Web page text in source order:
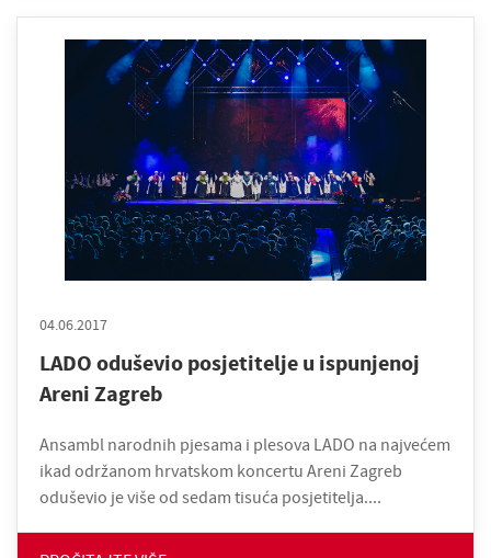
04.06.2017
LADO oduševio posjetitelje u ispunjenoj
Areni Zagreb
Ansambl narodnih pjesama i plesova LADO na najvećem
ikad održanom hrvatskom koncertu Areni Zagreb
oduševio je više od sedam tisuća posjetitelja....